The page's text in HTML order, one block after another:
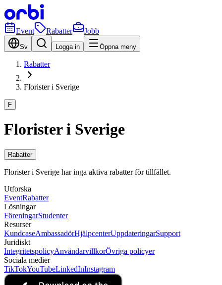
Event Rabatter Jobb
Sv Logga in Öppna meny
Rabatter
Florister i Sverige
F
Florister i Sverige
Rabatter
Florister i Sverige har inga aktiva rabatter för tillfället.
Utforska
EventRabatter
Lösningar
FöreningarStudenter
Resurser
KundcaseAmbassadörHjälpcenterUppdateringarSupport
Juridiskt
IntegritetspolicyAnvändarvillkorÖvriga policyer
Sociala medier
TikTokYouTubeLinkedInInstagram